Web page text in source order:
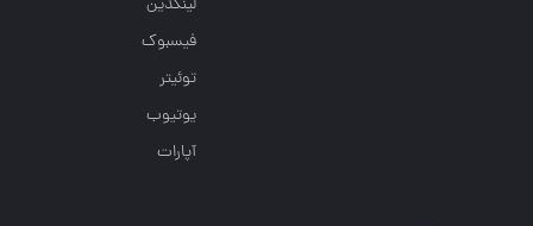
لینکدین
فیسبوک
توئیتر
یوتیوب
آپارات